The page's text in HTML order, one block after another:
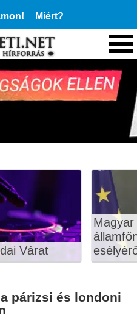
Miért?
Várat
párizsi és londoni